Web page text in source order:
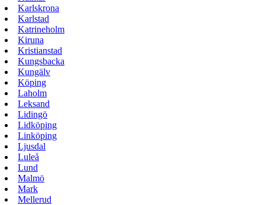
Karlskrona
Karlstad
Katrineholm
Kiruna
Kristianstad
Kungsbacka
Kungälv
Köping
Laholm
Leksand
Lidingö
Lidköping
Linköping
Ljusdal
Luleå
Lund
Malmö
Mark
Mellerud